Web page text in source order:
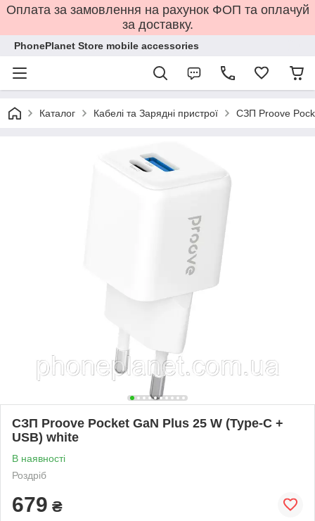
Оплата за замовлення на рахунок ФОП та оплачуй
за доставку.
PhonePlanet Store mobile accessories
Каталог Кабелі та Зарядні пристрої СЗП Proove
СЗП Proove Pocket GaN Plus 25 W (Type-C +
USB) white
В наявності
Роздріб
679 ₴